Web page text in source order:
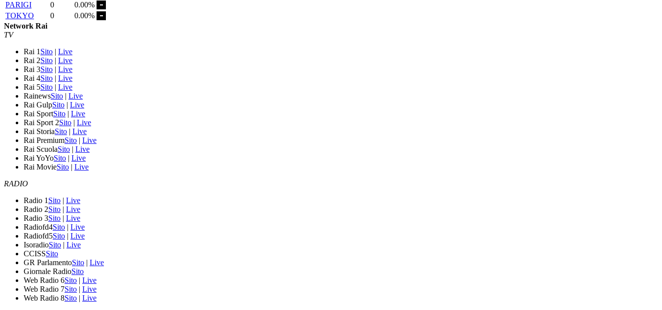
PARIGI
0
0.00%
TOKYO
0
0.00%
Network Rai
TV
Rai 1 Sito | Live
Rai 2Sito | Live
Rai 3Sito | Live
Rai 4Sito | Live
Rai 5Sito | Live
RainewsSito | Live
Rai GulpSito | Live
Rai SportSito | Live
Rai Sport 2Sito | Live
Rai StoriaSito | Live
Rai PremiumSito | Live
Rai ScuolaSito | Live
Rai YoYoSito | Live
Rai MovieSito | Live
RADIO
Radio 1 Sito | Live
Radio 2Sito | Live
Radio 3Sito | Live
Radiofd4Sito | Live
Radiofd5Sito | Live
IsoradioSito | Live
CCISSSito
GR ParlamentoSito | Live
Giornale RadioSito
Web Radio 6Sito | Live
Web Radio 7Sito | Live
Web Radio 8Sito | Live